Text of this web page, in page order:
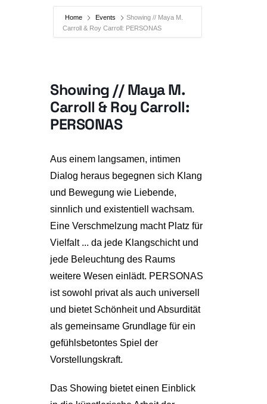
Home Events
Showing // Maya M.
Carroll & Roy Carroll: PERSONAS
Showing // Maya M.
Carroll & Roy Carroll:
PERSONAS
Aus einem langsamen, intimen
Dialog heraus begegnen sich Klang
und Bewegung wie Liebende,
sinnlich und existentiell wachsam.
Eine Verschmelzung macht Platz für
Vielfalt ... da jede Klangschicht und
jede Beleuchtung des Raums
weitere Wesen einlädt. PERSONAS
ist sowohl privat als auch universell
und bietet Schönheit und Absurdität
als gemeinsame Grundlage für ein
gefühlsbetontes Spiel der
Vorstellungskraft.
Das Showing bietet einen Einblick